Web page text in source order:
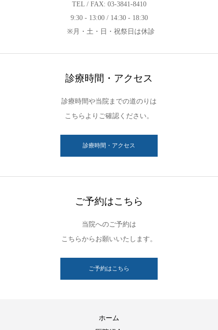
TEL / FAX: 03-3841-8410
9:30 - 13:00 / 14:30 - 18:30
※月・土・日・祝祭日は休診
診療時間・アクセス
診療時間や当院までの道のりは
こちらよりご確認ください。
診療時間・アクセス
ご予約はこちら
当院へのご予約は
こちらからお願いいたします。
ご予約はこちら
ホーム